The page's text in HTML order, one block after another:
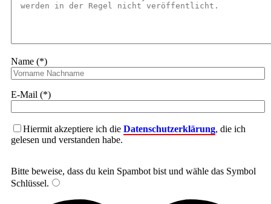
Name (*)
E-Mail (*)
Hiermit akzeptiere ich die Datenschutzerklärung, die ich
gelesen und verstanden habe.
Bitte beweise, dass du kein Spambot bist und wähle das Symbol
Schlüssel.